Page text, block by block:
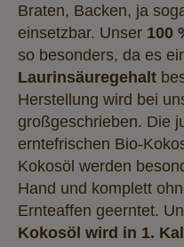
Braten, Backen, ja
einsetzbar. Unser 100
so besonders, da es
Laurinsäuregehalt
Herstellung wird bei
großgeschrieben. Die
erntefrischen Bio-
Kokosöl werden
Hand und komplett
Ernteaffen geerntet.
Kokosöl wird in 1.